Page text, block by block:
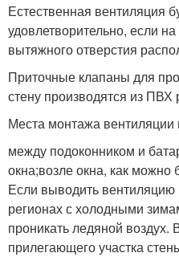
Естественная вентиляция
удовлетворительно, если
вытяжного отверстия
Приточные клапаны для
стену производятся из
Места монтажа вентиляции
между подоконником и
окна;возле окна, как можно
Если выводить вентиляцию
регионах с холодными
проникать ледяной
прилегающего участка